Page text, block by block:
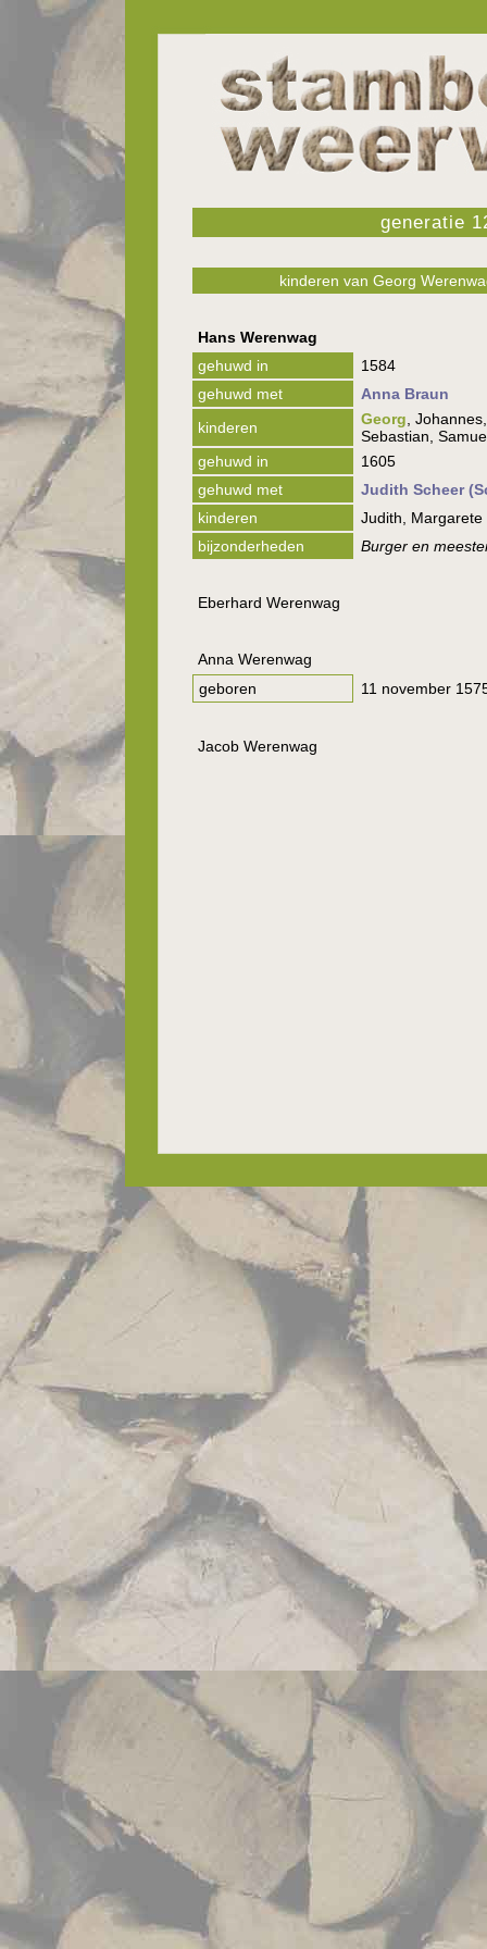
generatie
kinderen van Georg
Hans Werenwag
gehuwd in
1584
gehuwd met
Anna Braun
kinderen
Georg ,
Sebastian,
gehuwd in
1605
gehuwd met
Judith Scheer
kinderen
Judith, Margarete
bijzonderheden
Burger en
Eberhard Werenwag
Anna Werenwag
geboren
11 november
Jacob Werenwag